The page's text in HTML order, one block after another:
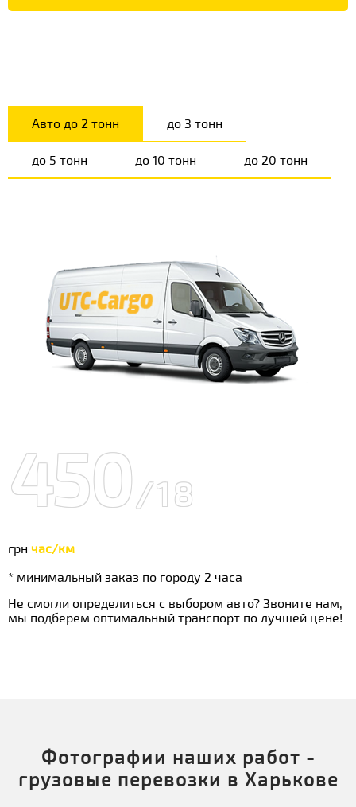
Авто до 2 тонн до 3 тонн
до 5 тонн до 10 тонн до 20 тонн
450/18
грн час/км
* минимальный заказ по городу 2 часа
Не смогли определиться с выбором авто? Звоните нам,
мы подберем оптимальный транспорт по лучшей цене!
Фотографии наших работ -
грузовые перевозки в Харькове